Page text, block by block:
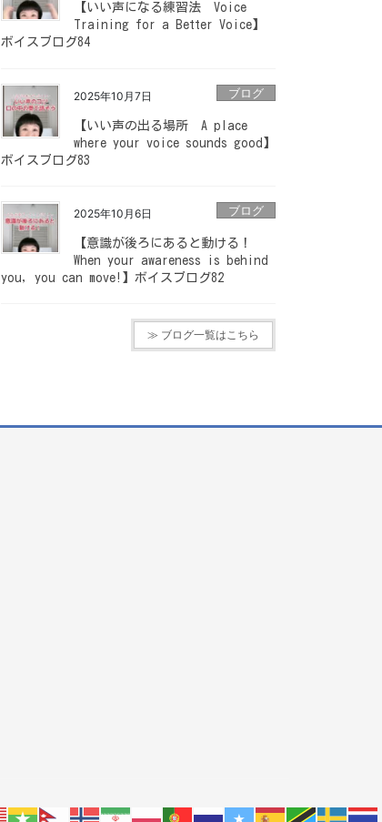
【いい声になる練習法 Voice
Training for a Better Voice】
ボイスブログ84
2025年10月7日 ブログ
【いい声の出る場所 A place
where your voice sounds good】
ボイスブログ83
2025年10月6日 ブログ
【意識が後ろにあると動ける！
When your awareness is behind
you, you can move!】ボイスブログ82
≫ ブログ一覧はこちら